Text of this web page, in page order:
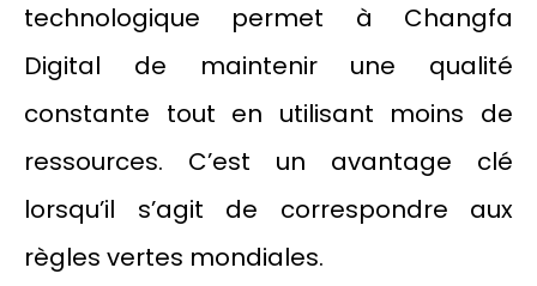
technologique permet à Changfa
Digital de maintenir une qualité
constante tout en utilisant moins de
ressources. C’est un avantage clé
lorsqu’il s’agit de correspondre aux
règles vertes mondiales.